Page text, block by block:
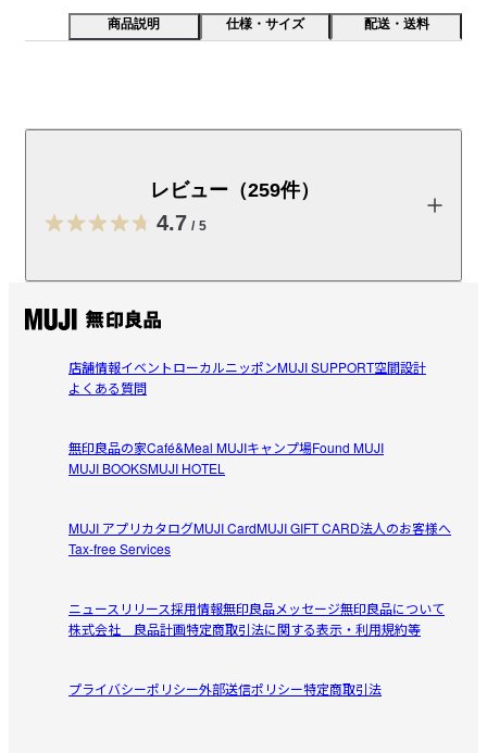
商品説明 仕様・サイズ 配送・送料
・対象商品 ３点購入で９９０円
※紳士・婦人の組合せでも割引となります。
【素材】
減しています。靴との摩擦で傷みにくいよう、靴下の内側に少
し太めの糸を使うことで補強しています。
厚み：やや厚手
フィット感：ふつう
いる）
消臭：なし
【おすすめポイント】
ざっくりとした少し肉厚な生地感ながら、カジュアルすぎない
に対応できるよう、３サイズ展開しています。
レビュー（259件）
4.7 / 5
のの
2026/08/09
何度もリピートしています
いるので型崩れしにくいです。
ny_0ixy
ズレるストレスがない
靴の中でずれる心配がなくて安心できます。
参考になった（0人）
店舗情報イベントローカルニッポンMUJI SUPPORT空間設計
よくある質問
無印良品の家Café&Meal MUJIキャンプ場Found MUJI
MUJI BOOKSMUJI HOTEL
MUJI アプリカタログMUJI CardMUJI GIFT CARD法人のお客様へ
Tax-free Services
ニュースリリース採用情報無印良品メッセージ無印良品について
株式会社 良品計画特定商取引法に関する表示・利用規約等
プライバシーポリシー外部送信ポリシー特定商取引法